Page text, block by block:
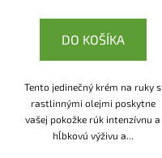
DO KOŠÍKA
Tento jedinečný krém na ruky s
rastlinnými olejmi poskytne
vašej pokožke rúk intenzívnu a
hĺbkovú výživu a...